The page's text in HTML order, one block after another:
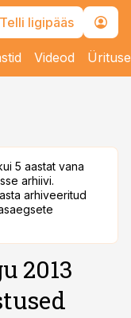
Telli ligipääs
Videod
5 aastat vana
arhiivi.
arhiveeritud
2013